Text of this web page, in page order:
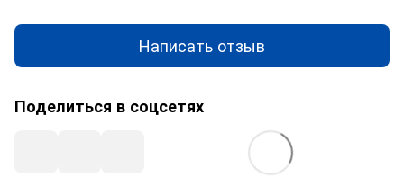
Написать отзыв
Поделиться в соцсетях